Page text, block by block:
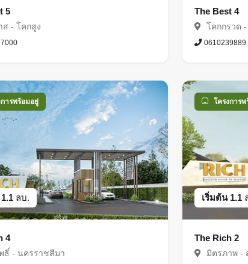
5
ส - โคกสูง
The Best 4
โคกกรวด
0610239889
ารพร้อมอยู่
ลบ.
4
ธิ์ - นครราชสีมา
โครงการ
เริ่มต้น 1.1
The Rich 2
มิตรภาพ -